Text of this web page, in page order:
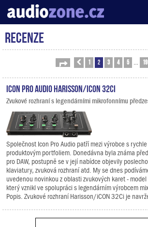
Server o digitálním zpracování zvuku
Recenze
Stránka zPředchozí
1 2 3 4 5 19
Icon Pro Audio Harisson/iCON 32Ci
Zvukové rozhraní s legendárními mikrofonnímu
Společnost Icon Pro Audio patří mezi výrobce s
produktovým portfoliem. Donedávna byla známa
pro DAW, postupně se v její nabídce objevily
klaviatury, zvuková rozhraní atd. My se dnes
uvedenou novinkou z oblasti zvukových karet -
který vznikl ve spolupráci s legendárním výrobcem
Popis. Zvukové rozhraní Harisson/iCON 32Ci je